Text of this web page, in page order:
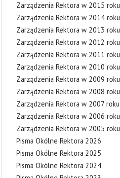
Zarządzenia Rektora w 2015 roku
Zarządzenia Rektora w 2014 roku
Zarządzenia Rektora w 2013 roku
Zarządzenia Rektora w 2012 roku
Zarządzenia Rektora w 2011 roku
Zarządzenia Rektora w 2010 roku
Zarządzenia Rektora w 2009 roku
Zarządzenia Rektora w 2008 roku
Zarządzenia Rektora w 2007 roku
Zarządzenia Rektora w 2006 roku
Zarządzenia Rektora w 2005 roku
Pisma Okólne Rektora 2026
Pisma Okólne Rektora 2025
Pisma Okólne Rektora 2024